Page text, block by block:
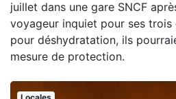
juillet dans une gare SNCF
voyageur inquiet pour ses trois
pour déshydratation, ils
mesure de protection.